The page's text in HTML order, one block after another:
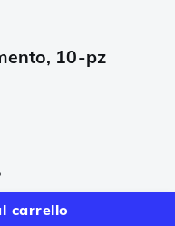
10-pz
carrello